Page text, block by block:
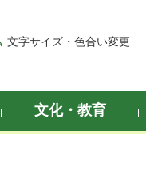
文字サイズ・色合い変更
文化・教育